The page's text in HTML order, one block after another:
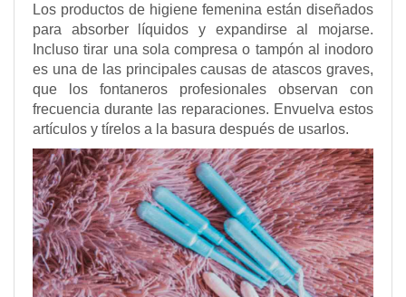
Los productos de higiene femenina están diseñados
para absorber líquidos y expandirse al mojarse.
Incluso tirar una sola compresa o tampón al inodoro
es una de las principales causas de atascos graves,
que los fontaneros profesionales observan con
frecuencia durante las reparaciones. Envuelva estos
artículos y tírelos a la basura después de usarlos.